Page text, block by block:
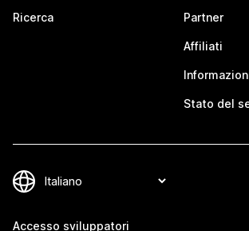
Ricerca Partner
Affiliati
Stato del
Accesso sviluppatori